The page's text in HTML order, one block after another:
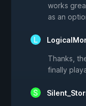
works
as an
Thanks,
finally